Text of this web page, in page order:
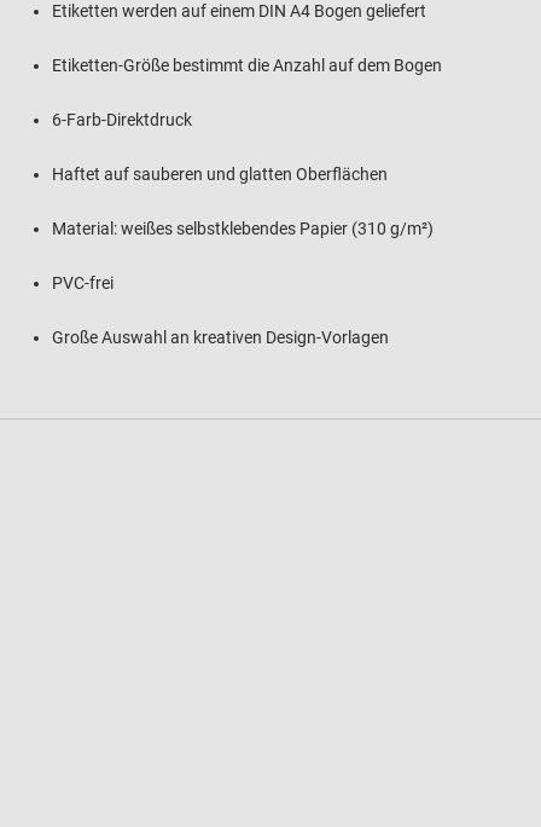
Etiketten werden auf einem DIN A4 Bogen geliefert
Etiketten-Größe bestimmt die Anzahl auf dem Bogen
6-Farb-Direktdruck
Haftet auf sauberen und glatten Oberflächen
Material: weißes selbstklebendes Papier (310 g/m²)
PVC-frei
Große Auswahl an kreativen Design-Vorlagen